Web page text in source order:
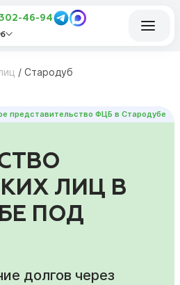
46-94
/ Стародуб
представительство ФЦБ в Стародубе
ЛИЦ В
ПОД
долгов через